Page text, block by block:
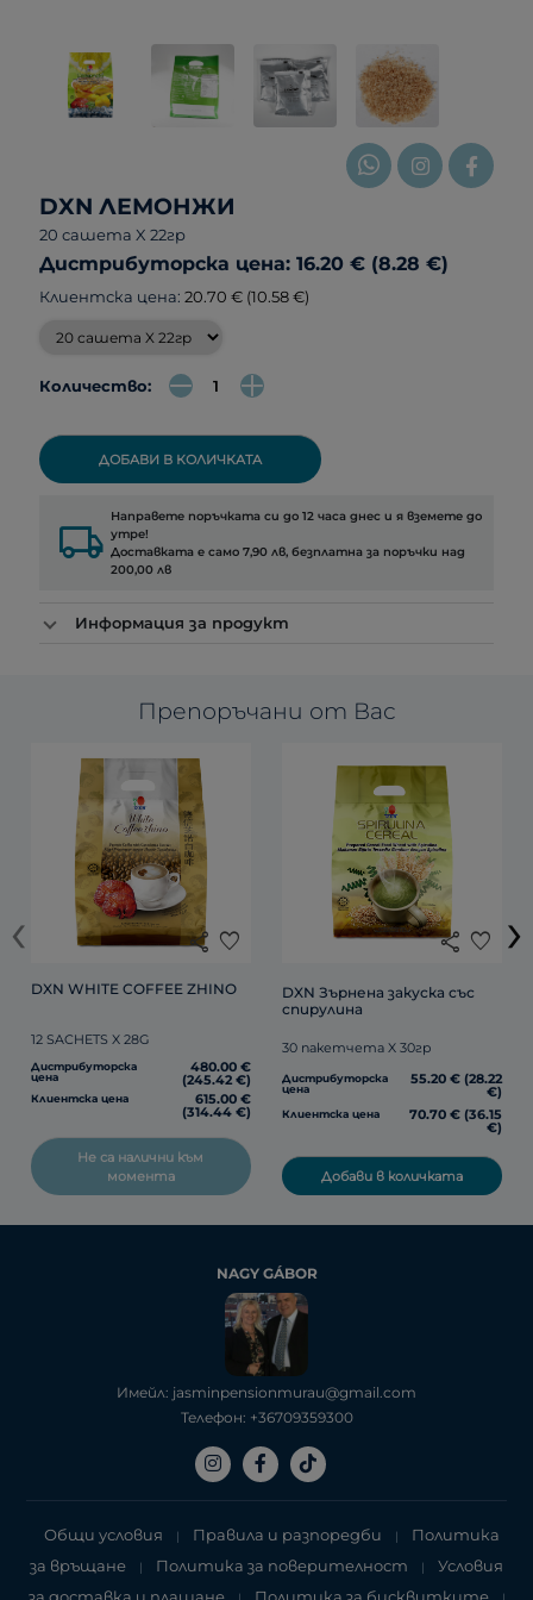
DXN ЛЕМОНЖИ
20 сашета X 22гр
Дистрибуторска цена: 16.20 € (8.28 €)
Клиентска цена: 20.70 € (10.58 €)
Количество:
ДОБАВИ В КОЛИЧКАТА
local_shipping Направете поръчката си до 12 часа днес и я вземете до
утре!
Доставката е само 7,90 лв, безплатна за поръчки над
200,00 лв
Информация за продукт
Препоръчани от Вас
share favorite
DXN WHITE COFFEE ZHINO
12 SACHETS X 28G
Дистрибуторска
цена
480.00 €
(245.42 €)
Клиентска цена 615.00 €
(314.44 €)
Не са налични към
момента
share favorite
DXN Зърнена закуска със
спирулина
30 пакетчета X 30гр
Дистрибуторска
цена
55.20 € (28.22
€)
Клиентска цена 70.70 € (36.15
€)
Добави в количката
‹ ›
NAGY GÁBOR
Имейл: jasminpensionmurau@gmail.com
Телефон: +36709359300
Общи условия | Правила и разпоредби |
Политика
за връщане
| Политика за поверителност |
Условия
за доставка и плащане
Политика за бисквитките